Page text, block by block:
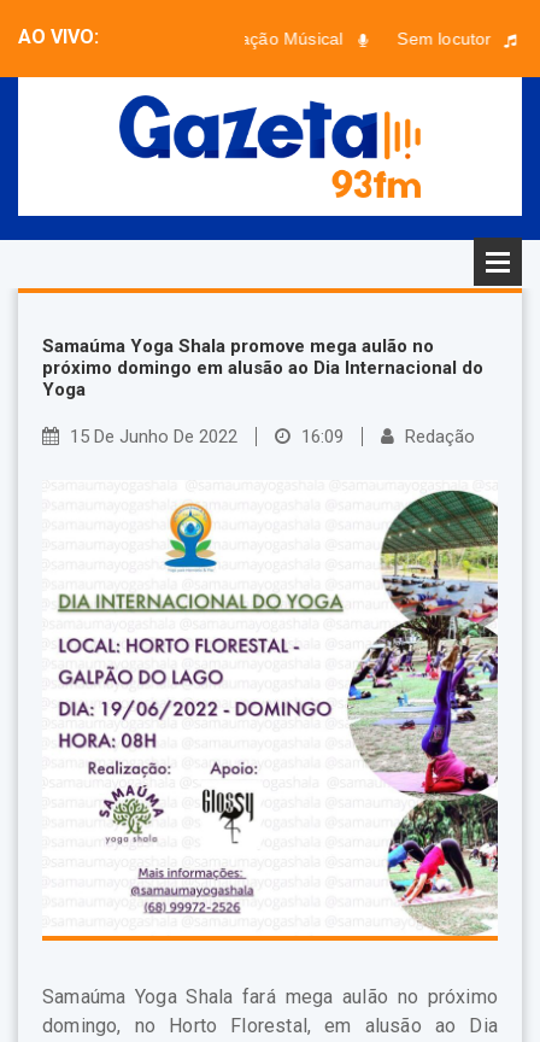
AO VIVO: Programação Músical Sem locutor
Samaúma Yoga Shala promove mega aulão no
próximo domingo em alusão ao Dia Internacional do
Yoga
15 De Junho De 2022 16:09 Redação
Samaúma Yoga Shala fará mega aulão no próximo
domingo, no Horto Florestal, em alusão ao Dia